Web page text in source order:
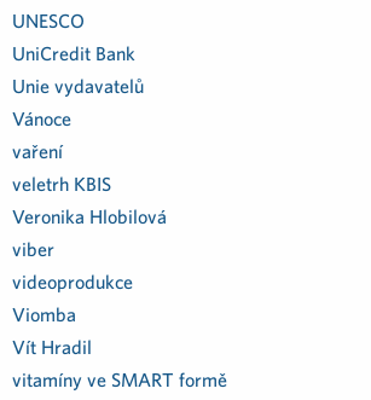
UNESCO
UniCredit Bank
Unie vydavatelů
Vánoce
vaření
veletrh KBIS
Veronika Hlobilová
viber
videoprodukce
Viomba
Vít Hradil
vitamíny ve SMART formě